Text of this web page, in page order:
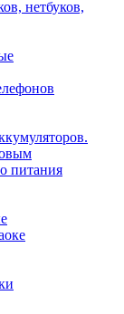
нетбуков,
питания